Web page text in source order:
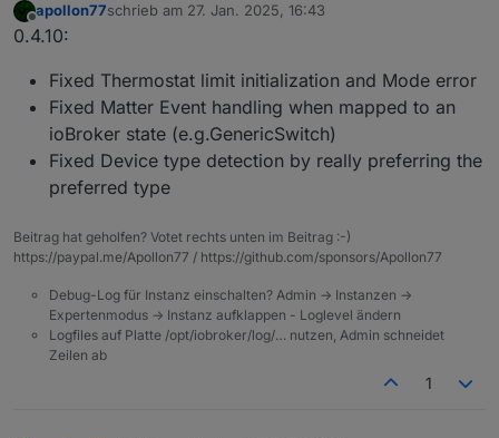
Offline
apollon77schrieb am 27. Jan. 2025, 16:43
zuletzt editiert von
0.4.10:
Fixed Thermostat limit initialization and Mode error
Fixed Matter Event handling when mapped to an
ioBroker state (e.g.GenericSwitch)
Fixed Device type detection by really preferring the
preferred type
Beitrag hat geholfen? Votet rechts unten im Beitrag :-)
https://paypal.me/Apollon77 / https://github.com/sponsors/Apollon77
Debug-Log für Instanz einschalten? Admin -> Instanzen ->
Expertenmodus -> Instanz aufklappen - Loglevel ändern
Logfiles auf Platte /opt/iobroker/log/… nutzen, Admin schneidet
Zeilen ab
1